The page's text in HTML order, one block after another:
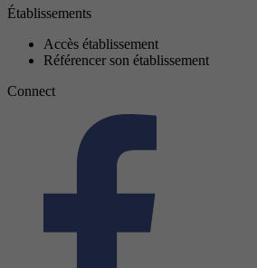
Établissements
Accès établissement
Référencer son établissement
Connect